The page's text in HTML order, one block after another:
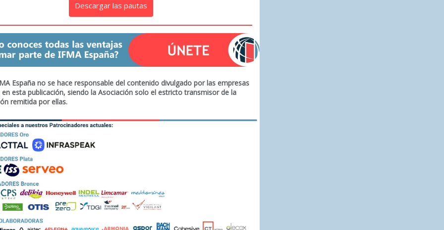
Descargar las pautas
España no se hace responsable del contenido divulgado por las empresas
en esta publicación, siendo la Asociación solo el estricto transmisor de la
remitida por ellas.